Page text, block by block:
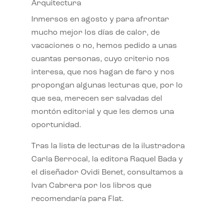
Arquitectura
Inmersos en agosto y para afrontar
mucho mejor los días de calor, de
vacaciones o no, hemos pedido a unas
cuantas personas, cuyo criterio nos
interesa, que nos hagan de faro y nos
propongan algunas lecturas que, por lo
que sea, merecen ser salvadas del
montón editorial y que les demos una
oportunidad.
Tras la lista de lecturas de la ilustradora
Carla Berrocal, la editora Raquel Bada y
el diseñador Ovidi Benet, consultamos a
Ivan Cabrera por los libros que
recomendaría para Flat.